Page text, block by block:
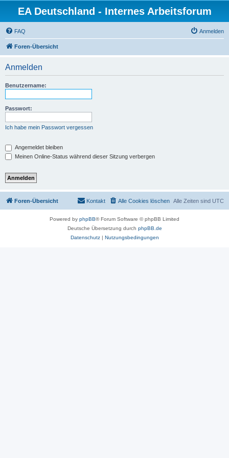
EA Deutschland - Internes Arbeitsforum
FAQ Anmelden
Foren-Übersicht
Anmelden
Benutzername:
Passwort:
Ich habe mein Passwort vergessen
Angemeldet bleiben
Meinen Online-Status während dieser Sitzung verbergen
Foren-Übersicht Alle Zeiten sind UTC
Alle Cookies löschen
Kontakt
Powered by phpBB® Forum Software © phpBB Limited
Deutsche Übersetzung durch phpBB.de
Datenschutz| Nutzungsbedingungen